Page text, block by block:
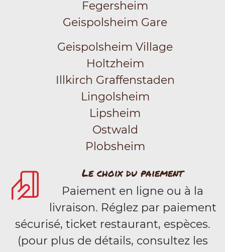
Fegersheim
Geispolsheim Gare
Geispolsheim Village
Holtzheim
Illkirch Graffenstaden
Lingolsheim
Lipsheim
Ostwald
Plobsheim
Le choix du paiement
Paiement en ligne ou à la
livraison. Réglez par paiement
sécurisé, ticket restaurant, espèces.
(pour plus de détails, consultez les